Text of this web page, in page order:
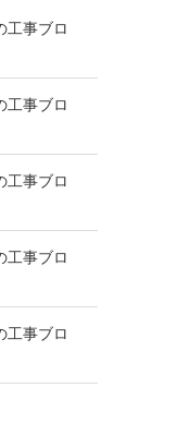
工事ブロ
工事ブロ
工事ブロ
工事ブロ
工事ブロ